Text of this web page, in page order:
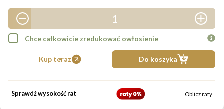
1
2
3
4
5
6
Chce całkowicie zredukować owłosienie
Kup teraz Do koszyka
Sprawdź wysokość rat Oblicz raty